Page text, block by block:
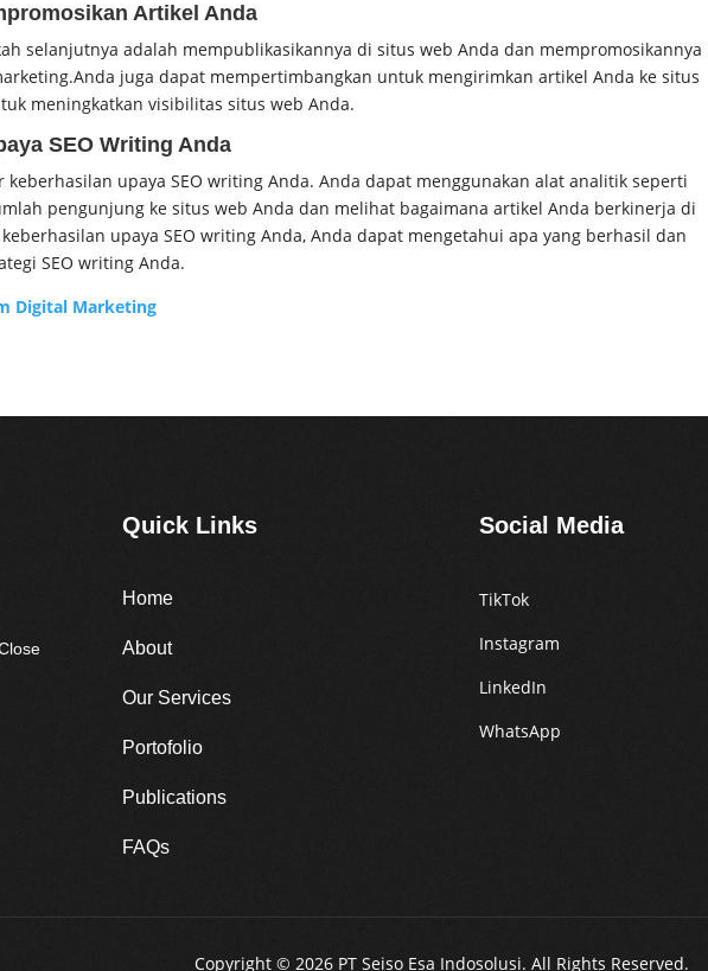
Artikel Anda
selanjutnya adalah mempublikasikannya di situs web Anda dan mempromosikannya
Anda juga dapat mempertimbangkan untuk mengirimkan artikel Anda ke situs
meningkatkan visibilitas situs web Anda.
SEO Writing Anda
upaya SEO writing Anda. Anda dapat menggunakan alat analitik seperti
pengunjung ke situs web Anda dan melihat bagaimana artikel Anda berkinerja di
upaya SEO writing Anda, Anda dapat mengetahui apa yang berhasil dan
SEO writing Anda.
Digital Marketing
Quick Links
Home
About
Our Services
Portofolio
Publications
FAQs
Social Media
TikTok
Instagram
LinkedIn
WhatsApp
Copyright © 2026 PT Seiso Esa Indosolusi. All Rights Reserved.